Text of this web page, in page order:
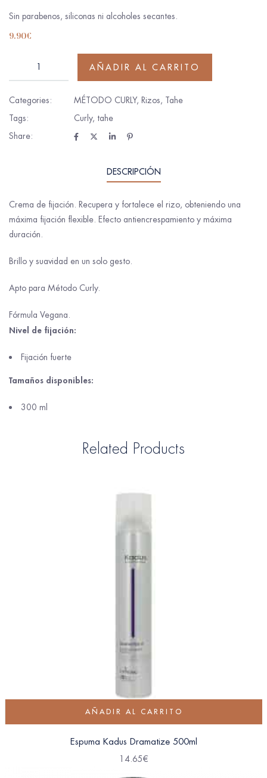
Sin parabenos, siliconas ni alcoholes secantes.
9.90€
AÑADIR AL CARRITO
Categories: MÉTODO CURLY, Rizos, Tahe
Tags:
Curly, tahe
Share:
DESCRIPCIÓN
Crema de fijación. Recupera y fortalece el rizo, obteniendo una
máxima fijación flexible. Efecto antiencrespamiento y máxima
duración.
Brillo y suavidad en un solo gesto.
Apto para Método Curly.
Fórmula Vegana.
Nivel de fijación:
Fijación fuerte
Tamaños disponibles:
300 ml
Related Products
AÑADIR AL CARRITO
Espuma Kadus Dramatize 500ml
14.65€